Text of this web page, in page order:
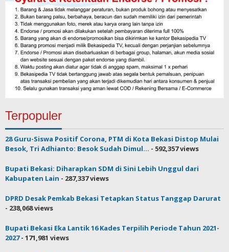
Terpopuler
28 Guru-Siswa Positif Corona, PTM di Kota Bekasi Distop Mulai
Besok, Tri Adhianto: Besok Sudah Dimul... - 592,357 views
Bupati Bekasi: Diharapkan SDM di Sini Lebih Unggul dari
Kabupaten Lain - 287,337 views
DPRD Desak Pemkab Bekasi Tetapkan Status Tanggap Darurat
- 238,068 views
Bupati Bekasi Eka Lantik 16 Kades Terpilih Periode Tahun 2021-
2027- 171,981 views